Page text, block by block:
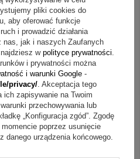
pliki cookies do
aby oferować funkcje
i prowadzić działania
nas, jak i naszych Zaufanych
w polityce prywatności.
i prywatności można
i warunki Google -
privacy/. Akceptacja tego
ich zapisywanie na Twoim
przechowywania lub
„Konfiguracja zgód”. Zgodę
poprzez usunięcie
danego urządzenia końcowego.